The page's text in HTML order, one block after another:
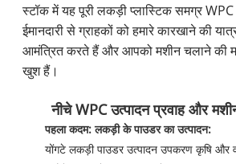
स्टॉक में यह पूरी लकड़ी प्लास्टिक समग्र WPC
ईमानदारी से ग्राहकों को हमारे कारखाने की
आमंत्रित करते हैं और आपको मशीन चलाने की
खुश हैं।
नीचे WPC उत्पादन प्रवाह और
पहला कदम: लकड़ी के पाउडर का उत्पादन:
योंगटे लकड़ी पाउडर उत्पादन उपकरण कृषि